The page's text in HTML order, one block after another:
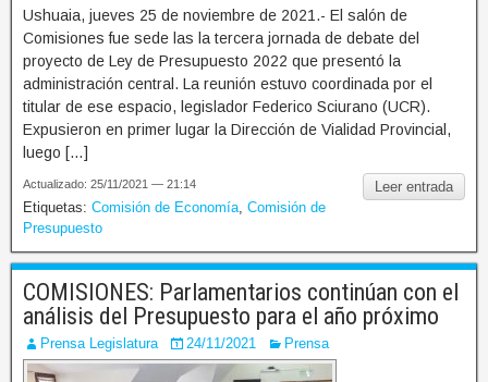
Ushuaia, jueves 25 de noviembre de 2021.- El salón de
Comisiones fue sede las la tercera jornada de debate del
proyecto de Ley de Presupuesto 2022 que presentó la
administración central. La reunión estuvo coordinada por el
titular de ese espacio, legislador Federico Sciurano (UCR).
Expusieron en primer lugar la Dirección de Vialidad Provincial,
luego […]
Leer entrada
Actualizado: 25/11/2021 — 21:14
Etiquetas: Comisión de Economía Comisión de
Presupuesto
COMISIONES: Parlamentarios continúan con el
análisis del Presupuesto para el año próximo
Prensa Legislatura 24/11/2021 Prensa